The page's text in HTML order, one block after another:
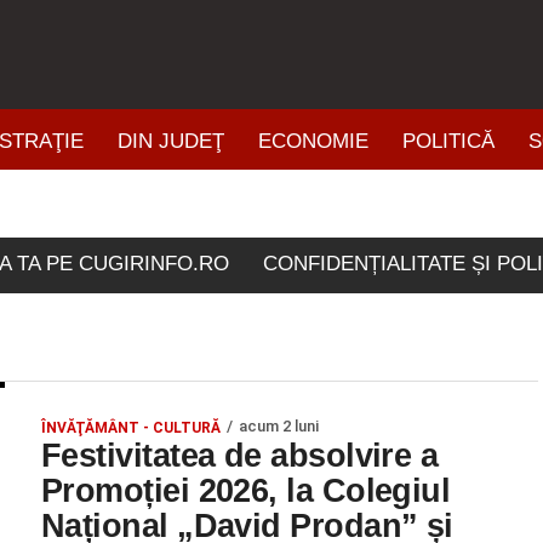
DIN JUDEŢ ECONOMIE POLITICĂ
TA PE CUGIRINFO.RO CONFIDENȚIALITATE ȘI
"festivitati de
ÎNVĂŢĂMÂNT - CULTURĂ acum 2 luni
Festivitatea de absolvire a
Promoției 2026, la Colegiul
Național „David Prodan” și